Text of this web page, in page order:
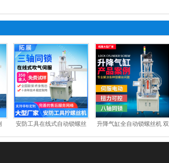
安防工具在线式自动锁螺丝
升降气缸全自动锁螺丝机 双